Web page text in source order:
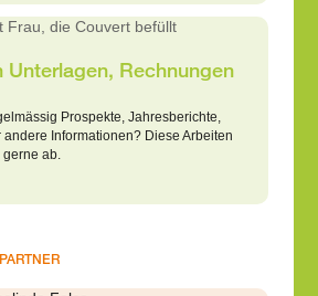
Unterlagen, Rechnungen
Prospekte, Jahresberichte,
Informationen? Diese Arbeiten
ab.